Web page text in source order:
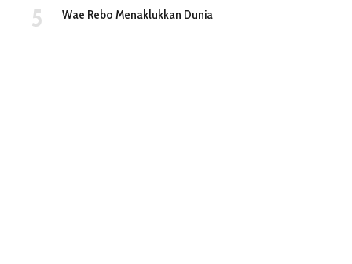
Wae Rebo Menaklukkan Dunia